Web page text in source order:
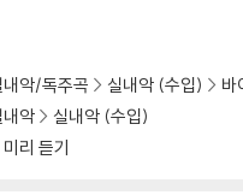
P]
내악/독주곡 실내악 (수입)
바
내악
실내악 (수입)
미리 듣기